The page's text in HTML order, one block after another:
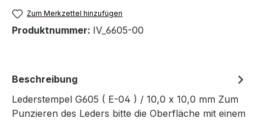
Zum Merkzettel hinzufügen
Produktnummer: IV_6605-00
Beschreibung
Lederstempel G605 ( E-04 ) / 10,0 x 10,0 mm Zum
Punzieren des Leders bitte die Oberfläche mit einem